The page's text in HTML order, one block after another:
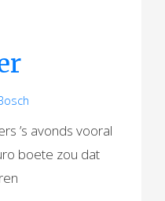
’s avonds vooral
boete zou dat